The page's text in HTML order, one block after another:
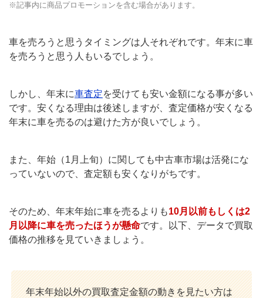
※記事内に商品プロモーションを含む場合があります。
車を売ろうと思うタイミングは人それぞれです。年末に車
を売ろうと思う人もいるでしょう。
しかし、年末に車査定を受けても安い金額になる事が多い
です。安くなる理由は後述しますが、査定価格が安くなる
年末に車を売るのは避けた方が良いでしょう。
また、年始（1月上旬）に関しても中古車市場は活発にな
っていないので、査定額も安くなりがちです。
そのため、年末年始に車を売るよりも10月以前もしくは2
月以降に車を売ったほうが懸命です。以下、データで買取
価格の推移を見ていきましょう。
年末年始以外の買取査定金額の動きを見たい方は